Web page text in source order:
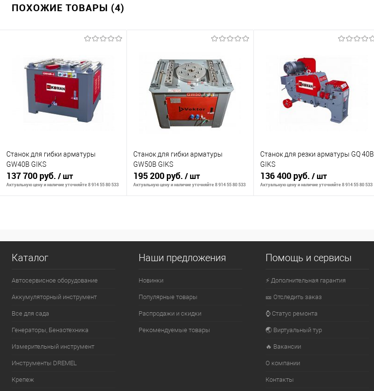
ПОХОЖИЕ ТОВАРЫ (4)
Станок для гибки арматуры
GW40В GIKS
137 700 руб. / шт
Актуальную цену и наличие уточняйте 8 914 55 80 533
В избранное
Станок для гибки арматуры
GW50В GIKS
195 200 руб. / шт
Актуальную цену и наличие уточняйте 8 914 55 80 533
В избранное
Недоступно
Станок для резки арматуры GQ 40В
GIKS
136 400 руб. / шт
Актуальную цену и наличие уточняйте 8 914 55 80 533
В избранное
Недоступно
Каталог
Автосервисное оборудование
Аккумуляторный инструмент
Все для сада
Генераторы, Бензотехника
Измерительный инструмент
Инструменты DREMEL
Крепеж
Наши предложения
Новинки
Популярные товары
Распродажи и скидки
Рекомендуемые товары
Помощь и сервисы
⚡ Дополнительная гарантия
🎫 Отследить заказ
⌚ Статус ремонта
🌏 Виртуальный тур
🔥 Вакансии
О компании
Контакты